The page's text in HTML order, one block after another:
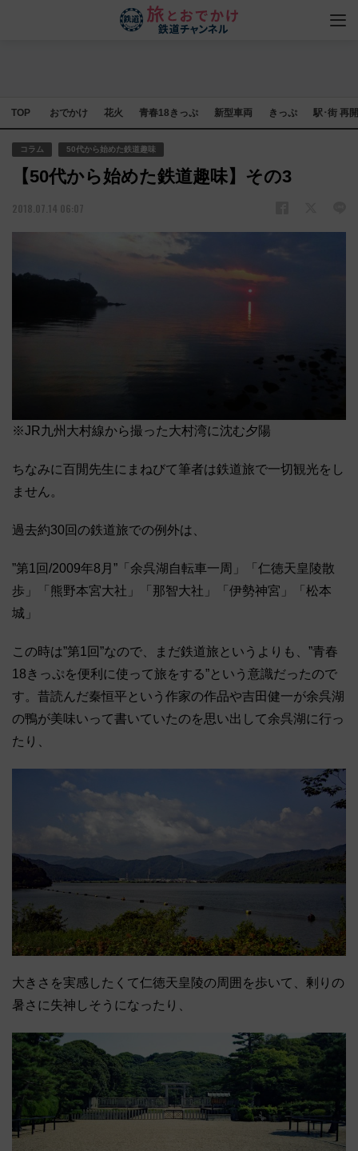
TOP おでかけ 花火 青春18きっぷ 新型車両 きっぷ 駅･街 再
コラム 50代から始めた鉄道趣味
【50代から始めた鉄道趣味】その3
2018.07.14 06:07
※JR九州大村線から撮った大村湾に沈む夕陽
ちなみに百閒先生にまねびて筆者は鉄道旅で一切観光をし
ません。
過去約30回の鉄道旅での例外は、
”第1回/2009年8月”「余呉湖自転車一周」「仁徳天皇陵散
歩」「熊野本宮大社」「那智大社」「伊勢神宮」「松本
城」
この時は”第1回”なので、まだ鉄道旅というよりも、”青春
18きっぷを便利に使って旅をする”という意識だったので
す。昔読んだ秦恒平という作家の作品や吉田健一が余呉湖
の鴨が美味いって書いていたのを思い出して余呉湖に行っ
たり、
大きさを実感したくて仁徳天皇陵の周囲を歩いて、剰りの
暑さに失神しそうになったり、